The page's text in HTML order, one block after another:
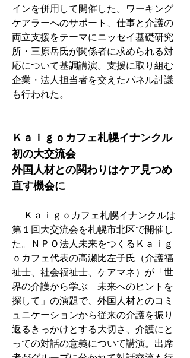
インを併用して開催した。ワーキング
ケアラーへのサポート、仕事と介護の
両立支援をテーマにニッセイ基礎研究
所・三原岳氏が関係者に求められる対
応について基調講演。支援に取り組む
企業・法人担当者を交えたパネル討議
も行われた。
Ｋａｉｇｏカフェ札幌イナンクル
初の大交流会
外国人材との関わりはケア見つめ
直す機会に
Ｋａｉｇｏカフェ札幌イナンクルは
第１回大交流会を札幌市北区で開催し
た。ＮＰＯ法人未来をつくるＫａｉｇ
ｏカフェ代表の高瀬比左子氏（介護福
祉士、社会福祉士、ケアマネ）が「世
界の介護から学ぶ　未来へのヒントを
探して」の演題で、外国人材とのコミ
ュニケーションから従来の介護を振り
返るきっかけとする大切さ、介護にと
っての対話の意義について講演。出席